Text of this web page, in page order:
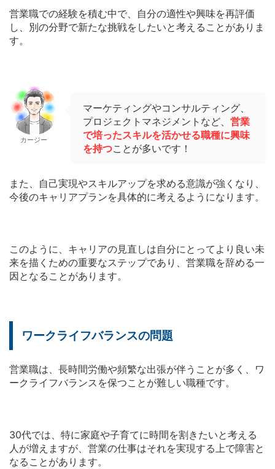
営業職での経験を積む中で、自分の適性や興味を再評価
し、別の分野で新たな挑戦をしたいと考えることがありま
す。
カージー
マーケティングやコンサルティング、
プロジェクトマネジメントなど、 営業
で培ったスキルを活かせる職種に興味
を持つことが多いです！
また、自己実現やスキルアップを求める意識が強くなり、
今後のキャリアプランを具体的に考えるようになります。
このように、キャリアの見直しは自分にとってより良い未
来を描くための重要なステップであり、営業職を辞める一
因となることがあります。
ワークライフバランスの問題
営業職は、長時間労働や頻繁な出張が伴うことが多く、ワ
ークライフバランスを保つことが難しい職種です。
30代では、特に家庭や子育てに時間を割きたいと考える
人が増えますが、営業の仕事はそれを実現する上で障害と
なることがあります。